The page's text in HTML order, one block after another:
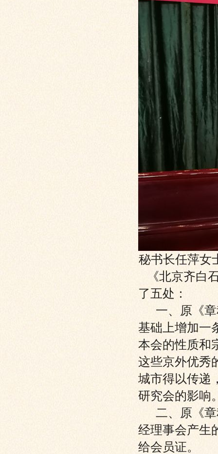
秘书长任萍女
《北京齐白
了五处：
一、原《章
基础上增加一
本会的性质和
这些京外优秀
城市得以传递
研究会的影响
二、原《章
经理事会产生
给会员证。